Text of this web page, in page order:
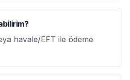
havale/EFT ile ödeme